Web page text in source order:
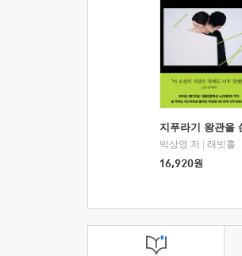
지푸라기 왕관을
박상영 저
래빗홀
16,920원